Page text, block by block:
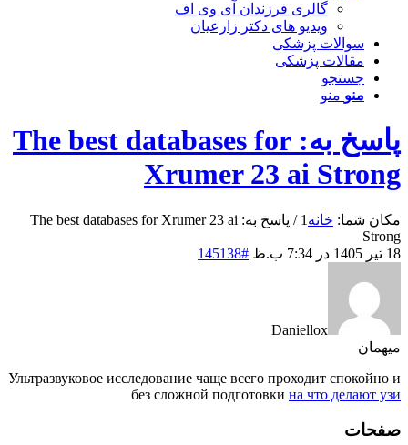
گالری فرزندان آی وی اف
ویدیو های دکتر زارعیان
سوالات پزشکی
مقالات پزشکی
جستجو
منو منو
پاسخ به: The best databases for
Xrumer 23 ai Strong
مکان شما: خانه 1
/
پاسخ به: The best databases for Xrumer 23 ai
Strong
18 تیر 1405 در 7:34 ب.ظ
#145138
Daniellox
میهمان
Ультразвуковое исследование чаще всего проходит спокойно и
без сложной подготовки на что делают узи
صفحات